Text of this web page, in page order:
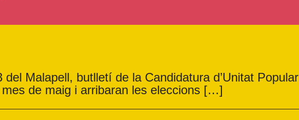
Malapell, butlletí de la Candidatura d’Unitat Popular
de maig i arribaran les eleccions […]